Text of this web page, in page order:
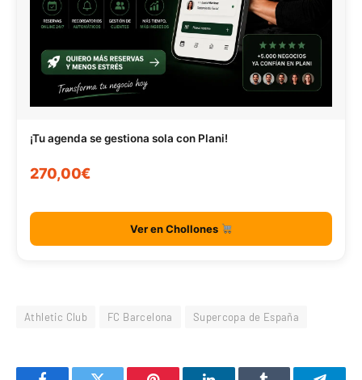
¡Tu agenda se gestiona sola con Plani!
270,00€
Ver en Chollones
Athletic Club FC Barcelona Supercopa de España